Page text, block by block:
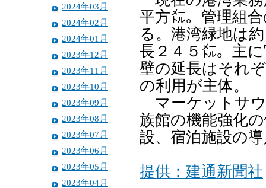
2024年03月
2024年02月
2024年01月
2023年12月
2023年11月
2023年10月
2023年09月
2023年08月
2023年07月
2023年06月
2023年05月
2023年04月
平方㍍。管理組
る。港湾緑地は
長２４５㍍。主
壁の延長はそれ
の利用が主体。
マーケットサ
族館の機能強化
設、宿泊施設の
提供：建通新聞社